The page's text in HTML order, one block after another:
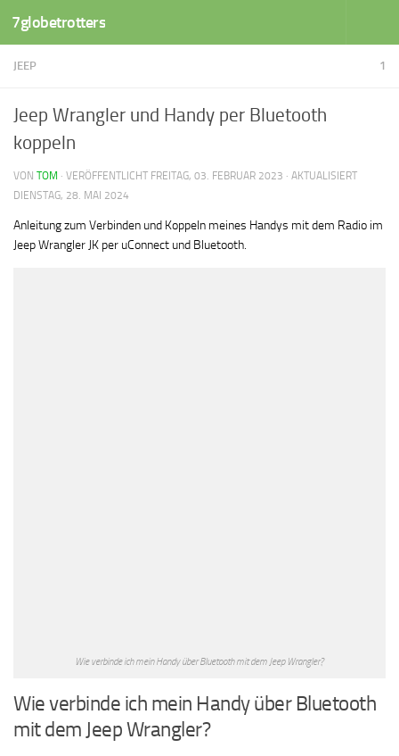
Zum Inhalt springen
7globetrotters
JEEP 1
Jeep Wrangler und Handy per Bluetooth
koppeln
VON TOM · VERÖFFENTLICHT FREITAG, 03. FEBRUAR 2023 · AKTUALISIERT
DIENSTAG, 28. MAI 2024
Anleitung zum Verbinden und Koppeln meines Handys mit dem Radio im
Jeep Wrangler JK per uConnect und Bluetooth.
Wie verbinde ich mein Handy über Bluetooth mit dem Jeep Wrangler?
Wie verbinde ich mein Handy über Bluetooth
mit dem Jeep Wrangler?